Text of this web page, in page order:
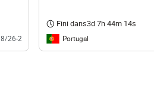
26-2
Fini dans3d 7h 44m 13s
Portugal